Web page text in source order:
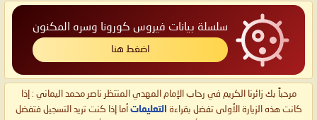
سلسلة بيانات فيروس كورونا وسره المكنون
اضغط هنا
مرحباً بك زائرنا الكريم في رحاب الإمام المهدي المنتظر ناصر محمد اليماني : إذا
كانت هذه الزيارة الأولى تفضل بقراءة التعليمات أما إذا كنت تريد التسجيل فتفضل